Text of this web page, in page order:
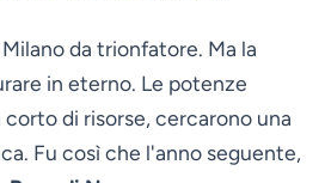
da trionfatore. Ma la
in eterno. Le potenze
di risorse, cercarono una
Fu così che l'anno seguente,